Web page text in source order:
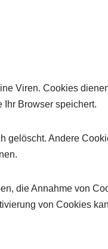
Viren. Cookies
Ihr Browser speichert.
gelöscht. Andere
die Annahme von
von Cookies